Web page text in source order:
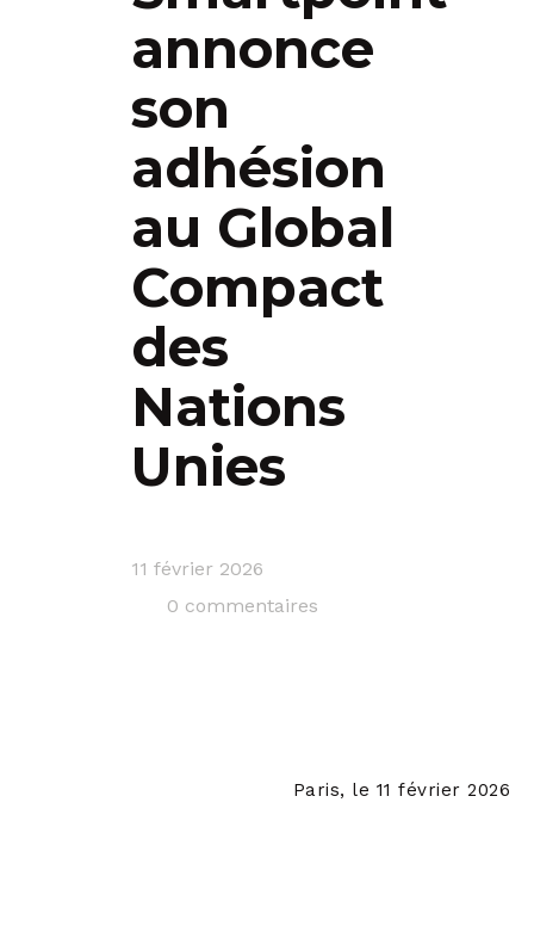
annonce
son
adhésion
au Global
Compact
des
Nations
Unies
11 février 2026
0 commentaires
Paris, le 11 février 2026